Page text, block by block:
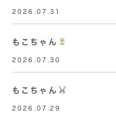
2026.07.31
もこちゃん
2026.07.30
もこちゃん
2026.07.29